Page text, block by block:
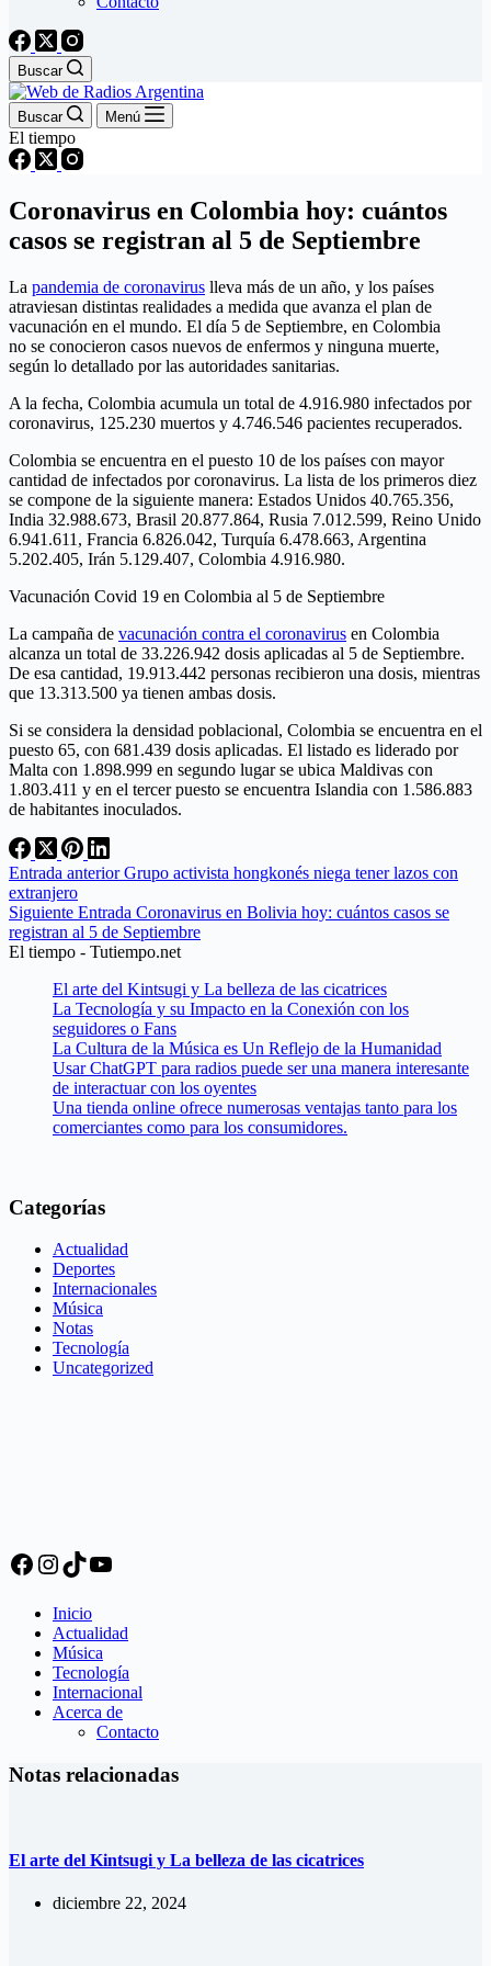
Buscar
Buscar Menú
El tiempo
Coronavirus en Colombia hoy: cuántos
casos se registran al 5 de Septiembre
La pandemia de coronavirus lleva más de un año, y los países
atraviesan distintas realidades a medida que avanza el plan de
vacunación en el mundo. El día 5 de Septiembre, en Colombia
no se conocieron casos nuevos de enfermos y ninguna muerte,
según lo detallado por las autoridades sanitarias.
A la fecha, Colombia acumula un total de 4.916.980 infectados por
coronavirus, 125.230 muertos y 4.746.546 pacientes recuperados.
Colombia se encuentra en el puesto 10 de los países con mayor
cantidad de infectados por coronavirus. La lista de los primeros diez
se compone de la siguiente manera: Estados Unidos 40.765.356,
India 32.988.673, Brasil 20.877.864, Rusia 7.012.599, Reino Unido
6.941.611, Francia 6.826.042, Turquía 6.478.663, Argentina
5.202.405, Irán 5.129.407, Colombia 4.916.980.
Vacunación Covid 19 en Colombia al 5 de Septiembre
La campaña de vacunación contra el coronavirus en Colombia
alcanza un total de 33.226.942 dosis aplicadas al 5 de Septiembre.
De esa cantidad, 19.913.442 personas recibieron una dosis, mientras
que 13.313.500 ya tienen ambas dosis.
Si se considera la densidad poblacional, Colombia se encuentra en el
puesto 65, con 681.439 dosis aplicadas. El listado es liderado por
Malta con 1.898.999 en segundo lugar se ubica Maldivas con
1.803.411 y en el tercer puesto se encuentra Islandia con 1.586.883
de habitantes inoculados.
Entrada anteriorGrupo activista hongkonés niega tener lazos con
extranjero
Siguiente Entrada Coronavirus en Bolivia hoy: cuántos casos se
registran al 5 de Septiembre
El tiempo - Tutiempo.net
El arte del Kintsugi y La belleza de las cicatrices
La Tecnología y su Impacto en la Conexión con los
seguidores o Fans
La Cultura de la Música es Un Reflejo de la Humanidad
Usar ChatGPT para radios puede ser una manera interesante
de interactuar con los oyentes
Una tienda online ofrece numerosas ventajas tanto para los
comerciantes como para los consumidores.
Categorías
Actualidad
Deportes
Internacionales
Música
Notas
Tecnología
Uncategorized
Facebook
Instagram
TikTok
YouTube
Inicio
Actualidad
Música
Tecnología
Internacional
Acerca de
Contacto
Notas relacionadas
El arte del Kintsugi y La belleza de las cicatrices
diciembre 22, 2024